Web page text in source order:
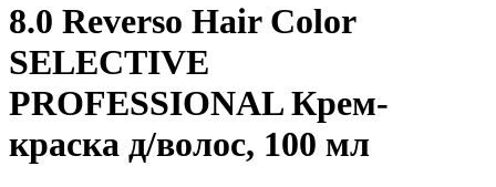
8.0 Reverso Hair Color
SELECTIVE
PROFESSIONAL Крем-
краска д/волос, 100 мл